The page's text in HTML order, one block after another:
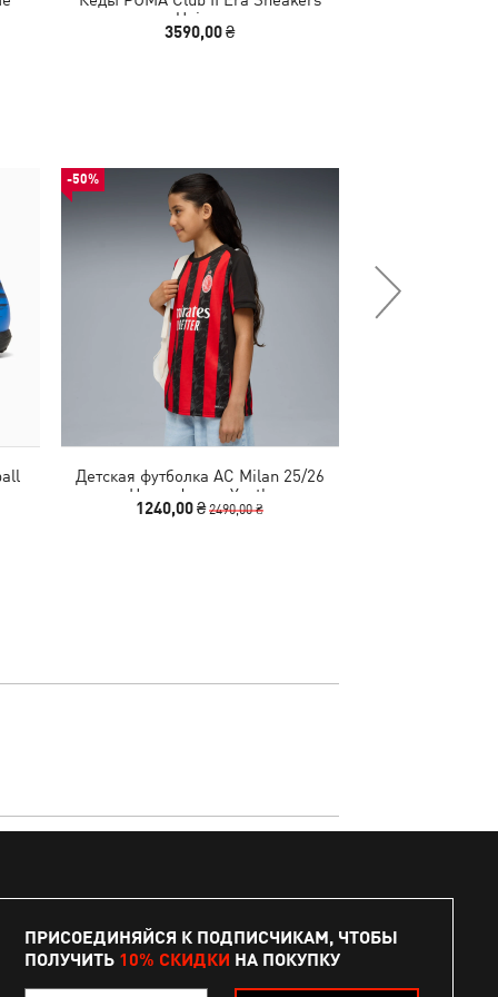
Unisex
3590,00 ₴
-50%
Детская футболка AC Milan 25/26
Home Jersey Youth
1240,00 ₴2490,00 ₴
ПРИСОЕДИНЯЙСЯ К ПОДПИСЧИКАМ, ЧТОБЫ
ПОЛУЧИТЬ 10% СКИДКИ НА ПОКУПКУ